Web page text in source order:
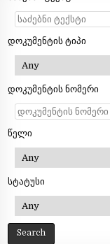
დოკუმენტის ტიპი
დოკუმენტის ნომერი
წელი
სტატუსი